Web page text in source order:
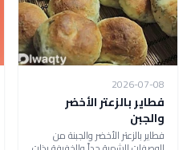
2026-07-08
فطاير بالزعتر الأخضر
والجبن
فطاير بالزعتر الأخضر والجبنة من